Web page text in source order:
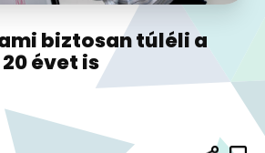
biztosan túléli a
évet is